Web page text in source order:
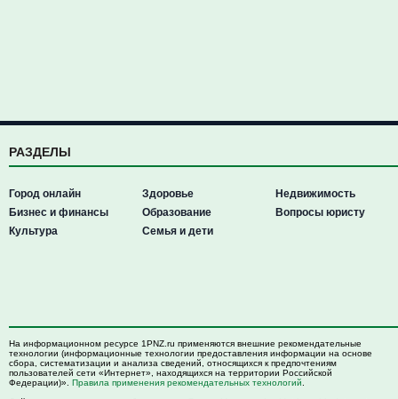
РАЗДЕЛЫ
Город онлайн
Бизнес и финансы
Культура
Здоровье
Образование
Семья и дети
Недвижимость
Вопросы юристу
На информационном ресурсе 1PNZ.ru применяются внешние рекомендательные
технологии (информационные технологии предоставления информации на основе
сбора, систематизации и анализа сведений, относящихся к предпочтениям
пользователей сети «Интернет», находящихся на территории Российской
Федерации)». Правила применения рекомендательных технологий